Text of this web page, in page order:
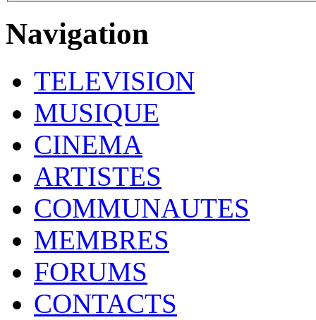
Navigation
TELEVISION
MUSIQUE
CINEMA
ARTISTES
COMMUNAUTES
MEMBRES
FORUMS
CONTACTS